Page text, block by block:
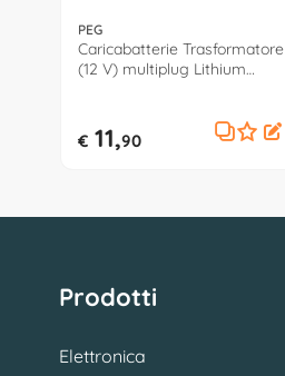
PEG
Caricabatterie Trasformatore
(12 V) multiplug Lithium
€11,90
Prodotti
Elettronica